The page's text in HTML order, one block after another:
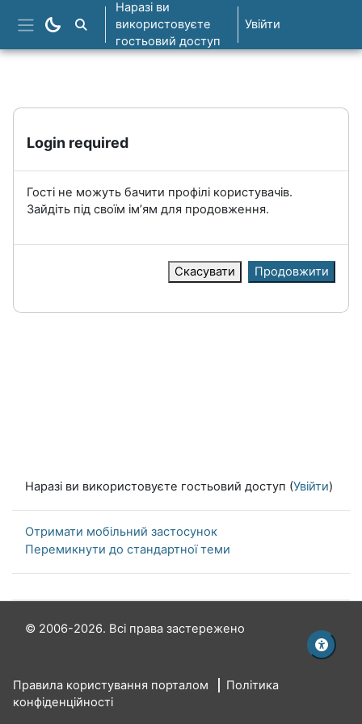
Перейти до головного вмісту
Бокова панель
Пошук курсів
Наразі ви
використовуєте
гостьовий доступ
Увійти
Login required
Гості не можуть бачити профілі користувачів.
Зайдіть під своїм ім’ям для продовження.
Скасувати Продовжити
Наразі ви використовуєте гостьовий доступ (Увійти)
Отримати мобільний застосунок
Перемикнути до стандартної теми
© 2006-2026. Всі права застережено
Правила користування порталом
Політика
конфіденційності